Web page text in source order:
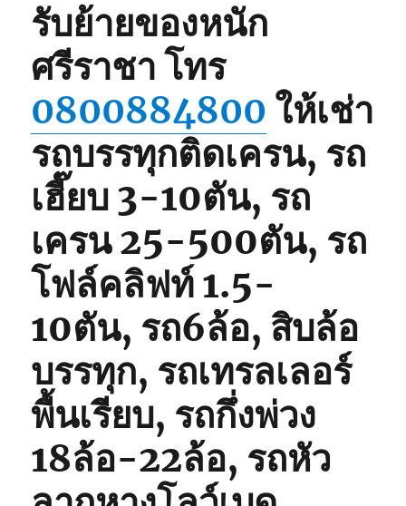
รับย้ายของหนัก
ศรีราชา โทร
0800884800 ให้เช่า
รถบรรทุกติดเครน, รถ
เฮี๊ยบ 3-10ตัน, รถ
เครน 25-500ตัน, รถ
โฟล์คลิฟท์ 1.5-
10ตัน, รถ6ล้อ, สิบล้อ
บรรทุก, รถเทรลเลอร์
พื้นเรียบ, รถกึ่งพ่วง
18ล้อ-22ล้อ, รถหัว